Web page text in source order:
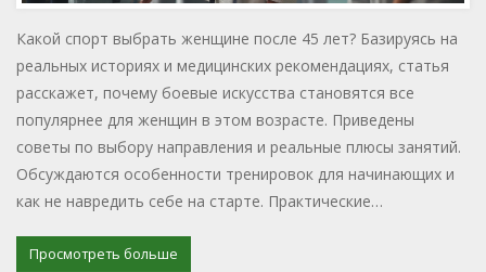
Какой спорт выбрать женщине после 45 лет? Базируясь на
реальных историях и медицинских рекомендациях, статья
расскажет, почему боевые искусства становятся все
популярнее для женщин в этом возрасте. Приведены
советы по выбору направления и реальные плюсы занятий.
Обсуждаются особенности тренировок для начинающих и
как не навредить себе на старте. Практические
понравится и принесёт пользу здоровью.
Просмотреть больше